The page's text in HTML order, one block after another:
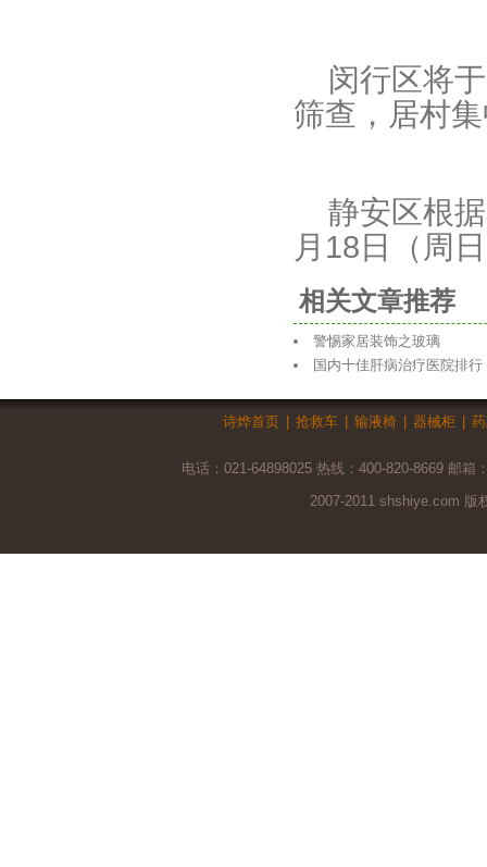
闵行区将于
筛查，居村
静安区根据
月18日（周
相关文章推荐
警惕家居装饰之玻璃
国内十佳肝病治疗医院排行
诗烨首页 抢救车 输液椅 器械柜
电话：021-64898025 热线：400-820-8669 邮箱
2007-2011 shshiye.com 版